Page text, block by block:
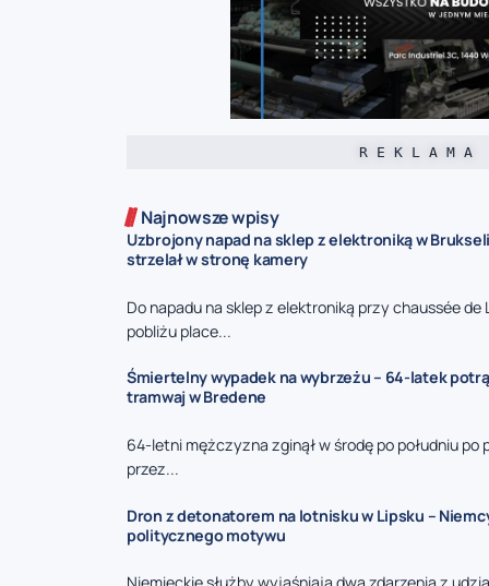
R E K L A M A
Najnowsze wpisy
Uzbrojony napad na sklep z elektroniką w
strzelał w stronę kamery
Do napadu na sklep z elektroniką przy chaussée de
pobliżu place...
Śmiertelny wypadek na wybrzeżu – 64-latek
tramwaj w Bredene
64-letni mężczyzna zginął w środę po południu po
przez...
Dron z detonatorem na lotnisku w Lipsku –
politycznego motywu